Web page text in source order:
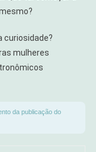
curiosidade?
mulheres
da publicação do